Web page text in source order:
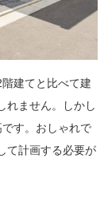
建てと比べて建
れません。しかし
す。おしゃれで
て計画する必要が